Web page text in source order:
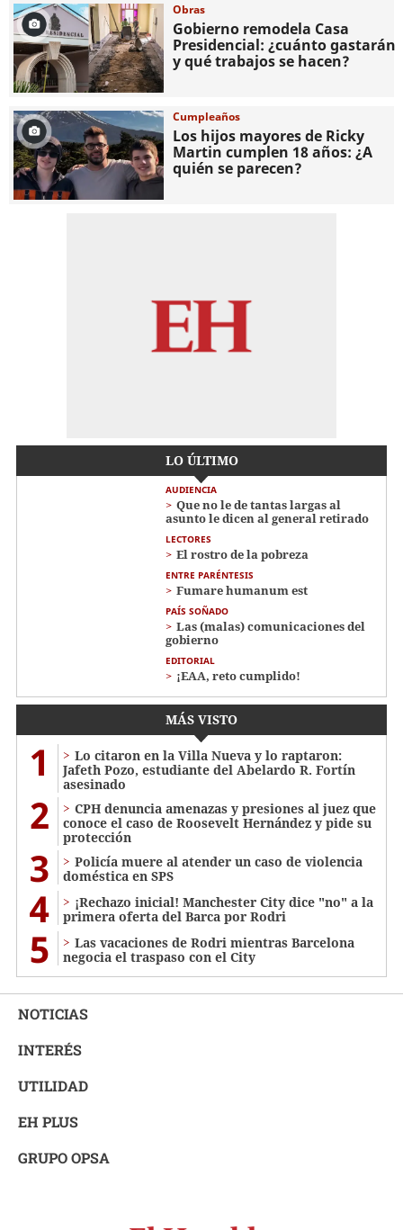
Obras
Gobierno remodela Casa
Presidencial: ¿cuánto gastarán
y qué trabajos se hacen?
Cumpleaños
Los hijos mayores de Ricky
Martin cumplen 18 años: ¿A
quién se parecen?
LO ÚLTIMO
AUDIENCIA
Que no le de tantas largas al
asunto le dicen al general retirado
LECTORES
El rostro de la pobreza
ENTRE PARÉNTESIS
Fumare humanum est
PAÍS SOÑADO
Las (malas) comunicaciones del
gobierno
EDITORIAL
¡EAA, reto cumplido!
MÁS VISTO
1
Lo citaron en la Villa Nueva y lo raptaron:
Jafeth Pozo, estudiante del Abelardo R. Fortín
asesinado
2
CPH denuncia amenazas y presiones al juez que
conoce el caso de Roosevelt Hernández y pide su
protección
3
Policía muere al atender un caso de violencia
doméstica en SPS
4
¡Rechazo inicial! Manchester City dice "no" a la
primera oferta del Barca por Rodri
5
Las vacaciones de Rodri mientras Barcelona
negocia el traspaso con el City
NOTICIAS
INTERÉS
UTILIDAD
EH PLUS
GRUPO OPSA